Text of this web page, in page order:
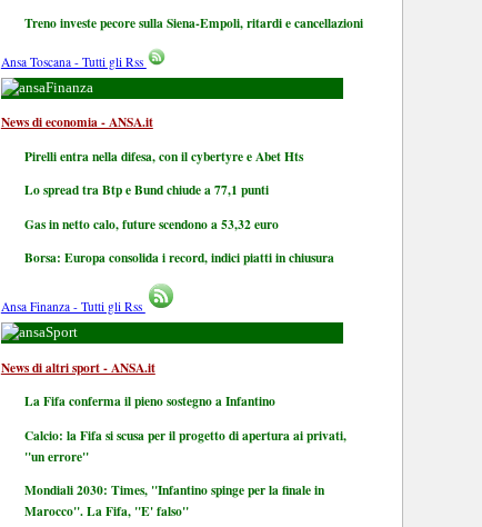
Treno investe pecore sulla Siena-Empoli, ritardi e cancellazioni
Ansa Toscana - Tutti gli Rss
Finanza
News di economia - ANSA.it
Pirelli entra nella difesa, con il cybertyre e Abet Hts
Lo spread tra Btp e Bund chiude a 77,1 punti
Gas in netto calo, future scendono a 53,32 euro
Borsa: Europa consolida i record, indici piatti in chiusura
Ansa Finanza - Tutti gli Rss
Sport
News di altri sport - ANSA.it
La Fifa conferma il pieno sostegno a Infantino
Calcio: la Fifa si scusa per il progetto di apertura ai privati,
"un errore"
Mondiali 2030: Times, "Infantino spinge per la finale in
Marocco". La Fifa, "E' falso"